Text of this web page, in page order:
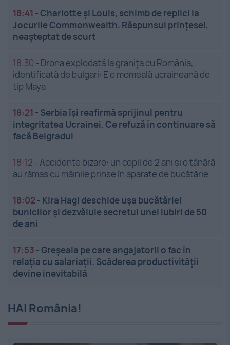
18:41 -Charlotte și Louis, schimb de replici la
Jocurile Commonwealth. Răspunsul prințesei,
neașteptat de scurt
18:30 - Drona explodată la granița cu România,
identificată de bulgari: E o momeală ucraineană de
tip Maya
18:21 - Serbia își reafirmă sprijinul pentru
integritatea Ucrainei. Ce refuză în continuare să
facă Belgradul
18:12 -Accidente bizare: un copil de 2 ani și o tânără
au rămas cu mâinile prinse în aparate de bucătărie
18:02 - Kira Hagi deschide ușa bucătăriei
bunicilor și dezvăluie secretul unei iubiri de 50
de ani
17:53 -Greșeala pe care angajatorii o fac în
relația cu salariații. Scăderea productivității
devine inevitabilă
HAI România!